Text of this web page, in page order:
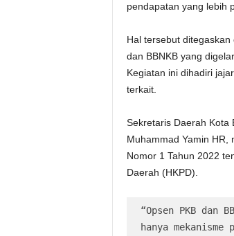
pendapatan yang lebih
Hal tersebut
dan BBNKB yang
Kegiatan ini dihadiri
terkait.
Sekretaris Daerah Kota
Muhammad Yamin HR,
Nomor 1 Tahun 2022
Daerah (HKPD).
“Opsen PKB dan
hanya